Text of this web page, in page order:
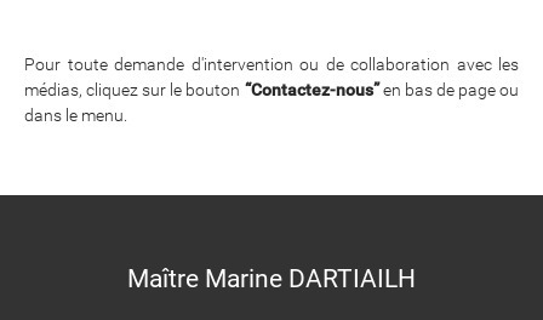
Pour toute demande d'intervention ou de collaboration avec les
médias, cliquez sur le bouton “Contactez-nous”en bas de page ou
dans le menu.
Maître Marine DARTIAILH